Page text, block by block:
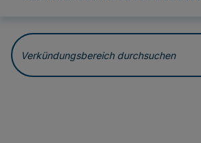
Verkündungsbereich durchsuchen